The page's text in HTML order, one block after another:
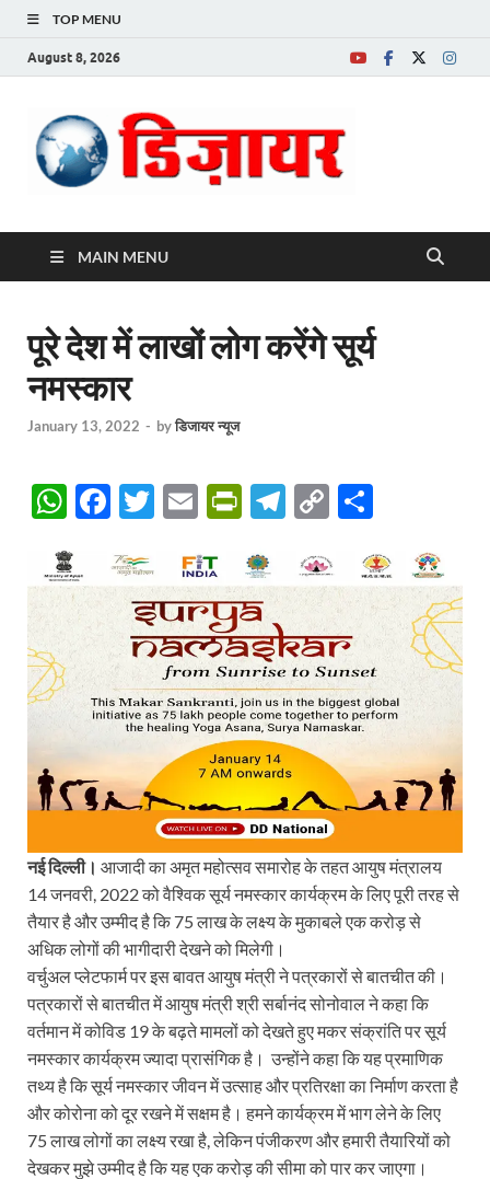
TOP MENU
August 8, 2026
MAIN MENU
पूरे देश में लाखों लोग करेंगे सूर्य
नमस्कार
January 13, 2022 - byडिजायर न्यूज
W
at
s
A
p
p
F
e
b
o
o
k
T
itt
er
E
ail
P
nt
Fr
ie
n
dl
y
T
e
gr
a
m
C
p
y
Li
n
k
ar
e
नई दिल्ली। आजादी का अमृत महोत्सव समारोह के तहत आयुष मंत्रालय
14 जनवरी, 2022 को वैश्विक सूर्य नमस्कार कार्यक्रम के लिए पूरी तरह से
तैयार है और उम्मीद है कि 75 लाख के लक्ष्य के मुकाबले एक करोड़ से
अधिक लोगों की भागीदारी देखने को मिलेगी।
वर्चुअल प्लेटफार्म पर इस बावत आयुष मंत्री ने पत्रकारों से बातचीत की।
पत्रकारों से बातचीत में आयुष मंत्री श्री सर्बानंद सोनोवाल ने कहा कि
वर्तमान में कोविड 19 के बढ़ते मामलों को देखते हुए मकर संक्रांति पर सूर्य
नमस्कार कार्यक्रम ज्यादा प्रासंगिक है। उन्होंने कहा कि यह प्रमाणिक
तथ्य है कि सूर्य नमस्कार जीवन में उत्साह और प्रतिरक्षा का निर्माण करता है
और कोरोना को दूर रखने में सक्षम है। हमने कार्यक्रम में भाग लेने के लिए
75 लाख लोगों का लक्ष्य रखा है, लेकिन पंजीकरण और हमारी तैयारियों को
देखकर मुझे उम्मीद है कि यह एक करोड़ की सीमा को पार कर जाएगा।